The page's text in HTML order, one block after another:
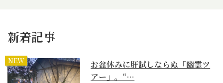
新着記事
NEW
お盆休みに肝試しならぬ「幽霊ツ
アー」。“…